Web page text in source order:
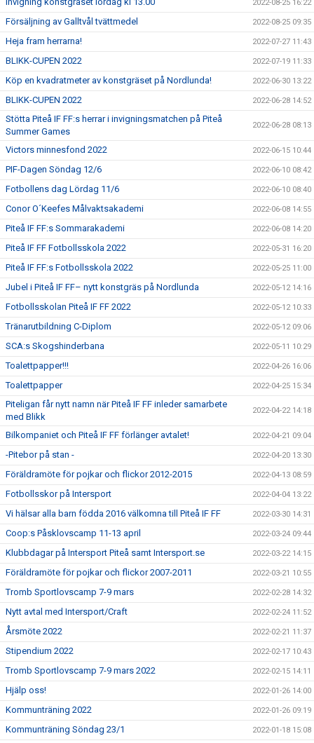
2022-08-25 16:22
Försäljning av Galltvål tvättmedel 2022-08-25 09:35
Heja fram herrarna! 2022-07-27 11:43
BLIKK-CUPEN 2022 2022-07-19 11:33
Köp en kvadratmeter av konstgräset på Nordlunda! 2022-06-30 13:22
BLIKK-CUPEN 2022 2022-06-28 14:52
Stötta Piteå IF FF:s herrar i invigningsmatchen på Piteå
Summer Games
2022-06-28 08:13
Victors minnesfond 2022 2022-06-15 10:44
PIF-Dagen Söndag 12/6 2022-06-10 08:42
Fotbollens dag Lördag 11/6 2022-06-10 08:40
Conor O´Keefes Målvaktsakademi 2022-06-08 14:55
Piteå IF FF:s Sommarakademi 2022-06-08 14:20
Piteå IF FF Fotbollsskola 2022 2022-05-31 16:20
Piteå IF FF:s Fotbollsskola 2022 2022-05-25 11:00
Jubel i Piteå IF FF– nytt konstgräs på Nordlunda 2022-05-12 14:16
Fotbollsskolan Piteå IF FF 2022 2022-05-12 10:33
Tränarutbildning C-Diplom 2022-05-12 09:06
SCA:s Skogshinderbana 2022-05-11 10:29
Toalettpapper!!! 2022-04-26 16:06
Toalettpapper 2022-04-25 15:34
Piteligan får nytt namn när Piteå IF FF inleder samarbete
med Blikk
2022-04-22 14:18
Bilkompaniet och Piteå IF FF förlänger avtalet! 2022-04-21 09:04
-Pitebor på stan - 2022-04-20 13:30
Föräldramöte för pojkar och flickor 2012-2015 2022-04-13 08:59
Fotbollsskor på Intersport 2022-04-04 13:22
Vi hälsar alla barn födda 2016 välkomna till Piteå IF FF 2022-03-30 14:31
Coop:s Påsklovscamp 11-13 april 2022-03-24 09:44
Klubbdagar på Intersport Piteå samt Intersport.se 2022-03-22 14:15
Föräldramöte för pojkar och flickor 2007-2011 2022-03-21 10:55
Tromb Sportlovscamp 7-9 mars 2022-02-28 14:32
Nytt avtal med Intersport/Craft 2022-02-24 11:52
Årsmöte 2022 2022-02-21 11:37
Stipendium 2022 2022-02-17 10:43
Tromb Sportlovscamp 7-9 mars 2022 2022-02-15 14:11
Hjälp oss! 2022-01-26 14:00
Kommunträning 2022 2022-01-26 09:19
Kommunträning Söndag 23/1 2022-01-18 15:08